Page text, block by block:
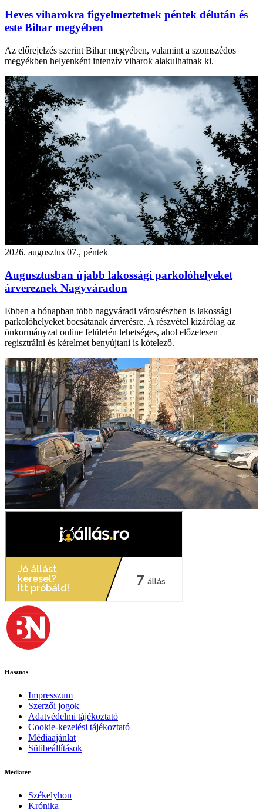
Heves viharokra figyelmeztetnek péntek délután és
este Bihar megyében
Az előrejelzés szerint Bihar megyében, valamint a szomszédos
megyékben helyenként intenzív viharok alakulhatnak ki.
2026. augusztus 07., péntek
Augusztusban újabb lakossági parkolóhelyeket
árvereznek Nagyváradon
Ebben a hónapban több nagyváradi városrészben is lakossági
parkolóhelyeket bocsátanak árverésre. A részvétel kizárólag az
önkormányzat online felületén lehetséges, ahol előzetesen
regisztrálni és kérelmet benyújtani is kötelező.
Hasznos
Impresszum
Szerzői jogok
Adatvédelmi tájékoztató
Cookie-kezelési tájékoztató
Médiaajánlat
Sütibeállítások
Médiatér
Székelyhon
Krónika